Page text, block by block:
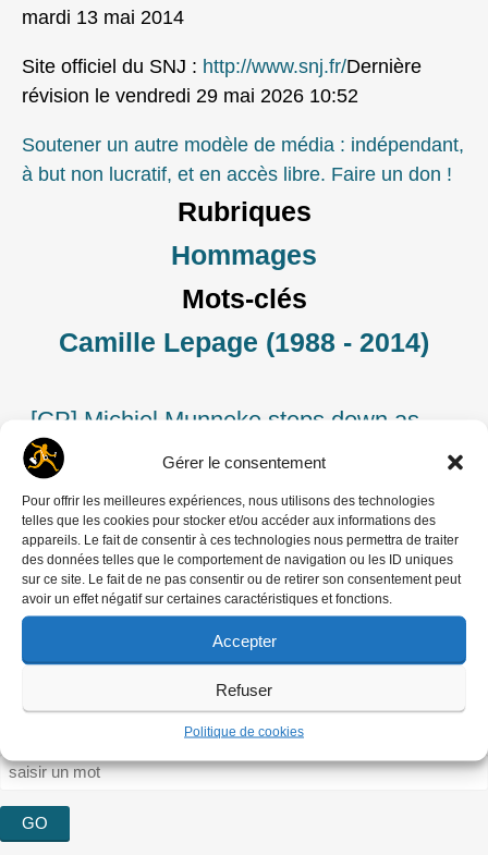
Gérer le consentement
Pour offrir les meilleures expériences, nous utilisons des technologies
telles que les cookies pour stocker et/ou accéder aux informations des
appareils. Le fait de consentir à ces technologies nous permettra de traiter
des données telles que le comportement de navigation ou les ID uniques
sur ce site. Le fait de ne pas consentir ou de retirer son consentement peut
avoir un effet négatif sur certaines caractéristiques et fonctions.
Accepter
Refuser
Politique de cookies
mardi 13 mai 2014
Site officiel du SNJ : http://www.snj.fr/Dernière
révision le vendredi 29 mai 2026 10:52
Soutener un autre modèle de média : indépendant,
à but non lucratif, et en accès libre. Faire un don !
Rubriques
Hommages
Mots-clés
Camille Lepage (1988 - 2014)
Post
navigation
[CP] Michiel Munneke steps down as
diector of World Press Photo
[CP] SNJ-CGT: une journaliste photoreporter
tuée en Centrafrique→
Laisser un commentaire
Vous devezvous connecterpour publier un
Rechercher :